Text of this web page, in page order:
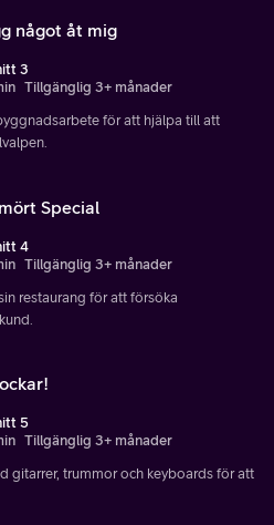
något åt mig
3
Tillgänglig 3+ månader
för att hjälpa till att
Special
4
Tillgänglig 3+ månader
restaurang för att försöka
5
Tillgänglig 3+ månader
gitarrer, trummor och keyboards för att